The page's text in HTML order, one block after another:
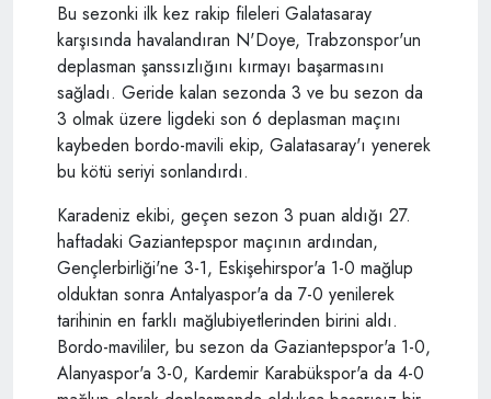
Bu sezonki ilk kez rakip fileleri Galatasaray
karşısında havalandıran N'Doye, Trabzonspor'un
deplasman şanssızlığını kırmayı başarmasını
sağladı. Geride kalan sezonda 3 ve bu sezon da
3 olmak üzere ligdeki son 6 deplasman maçını
kaybeden bordo-mavili ekip, Galatasaray'ı yenerek
bu kötü seriyi sonlandırdı.
Karadeniz ekibi, geçen sezon 3 puan aldığı 27.
haftadaki Gaziantepspor maçının ardından,
Gençlerbirliği'ne 3-1, Eskişehirspor'a 1-0 mağlup
olduktan sonra Antalyaspor'a da 7-0 yenilerek
tarihinin en farklı mağlubiyetlerinden birini aldı.
Bordo-mavililer, bu sezon da Gaziantepspor'a 1-0,
Alanyaspor'a 3-0, Kardemir Karabükspor'a da 4-0